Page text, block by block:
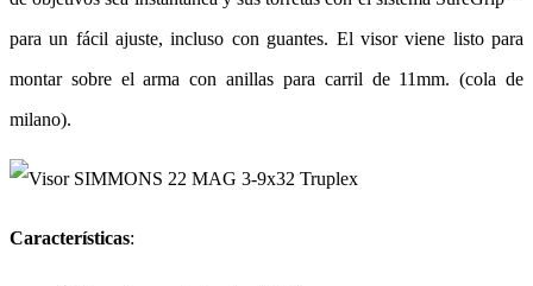
para un fácil ajuste, incluso con guantes. El visor viene listo para
montar sobre el arma con anillas para carril de 11mm. (cola de
milano).
Características: